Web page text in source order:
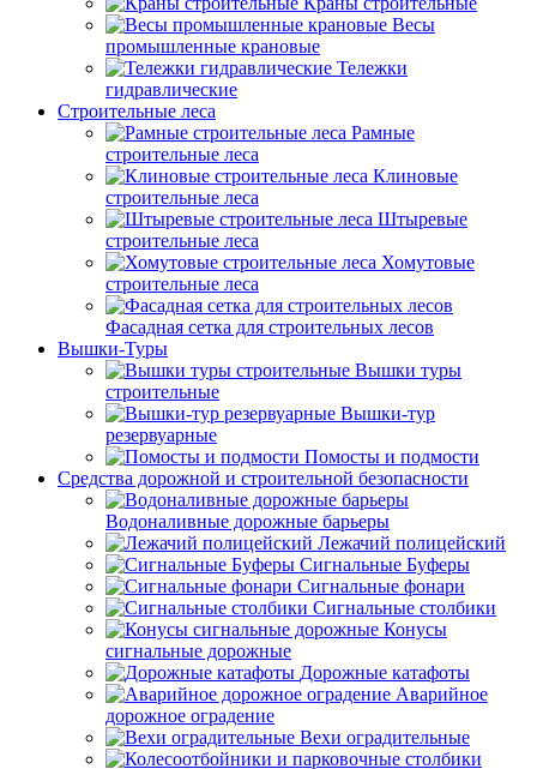
Весы
промышленные крановые
Тележки
гидравлические
Строительные леса
Рамные
строительные леса
Клиновые
строительные леса
Штыревые
строительные леса
Хомутовые
строительные леса
Фасадная сетка для строительных лесов
Вышки-Туры
Вышки туры
строительные
Вышки-тур
резервуарные
Помосты и подмости
Средства дорожной и строительной безопасности
Водоналивные дорожные барьеры
Лежачий полицейский
Сигнальные Буферы
Сигнальные фонари
Сигнальные столбики
Конусы
сигнальные дорожные
Дорожные катафоты
Аварийное
дорожное оградение
Вехи оградительные